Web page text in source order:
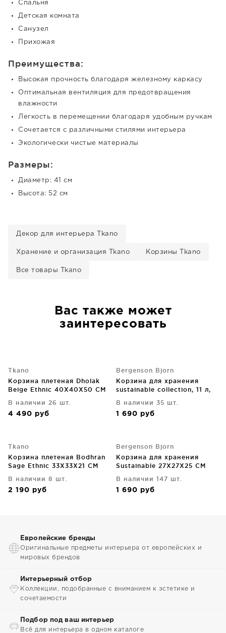
Спальня
Детская комната
Санузел
Прихожая
Преимущества:
Высокая прочность благодаря железному каркасу
Оптимальная вентиляция для предотвращения
влажности
Легкость в перемещении благодаря удобным ручкам
Сочетается с различными стилями интерьера
Экологически чистые материалы
Размеры:
Диаметр: 41 см
Высота: 52 см
Декор для интерьера Tkano
Хранение и организация Tkano Корзины Tkano
Все товары Tkano
Вас также может
заинтересовать
Tkano
Корзина плетеная Dholak
Beige Ethnic 40X40X50 CM
В наличии 26 шт.
4 490 руб
Bergenson Bjorn
Корзина для хранения
sustainable collection, 11 л,
В наличии 35 шт.
1 690 руб
Tkano
Корзина плетеная Bodhran
Sage Ethnic 33X33X21 CM
В наличии 8 шт.
2 190 руб
Bergenson Bjorn
Корзина для хранения
Sustainable 27X27X25 CM
В наличии 147 шт.
1 690 руб
Европейские бренды
Оригинальные предметы интерьера от европейских и
мировых брендов
Интерьерный отбор
Коллекции, подобранные с вниманием к эстетике и
сочетаемости
Подбор под ваш интерьер
Всё для интерьера в одном каталоге